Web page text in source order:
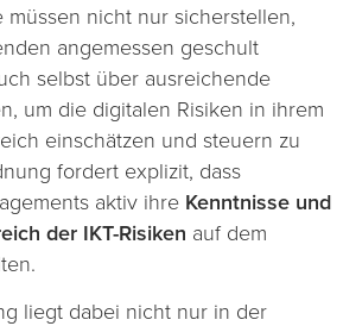
müssen nicht nur sicherstellen,
angemessen geschult
selbst über ausreichende
um die digitalen Risiken in ihrem
einschätzen und steuern zu
fordert explizit, dass
aktiv ihre Kenntnisse und
der IKT-Risiken auf dem
liegt dabei nicht nur in der